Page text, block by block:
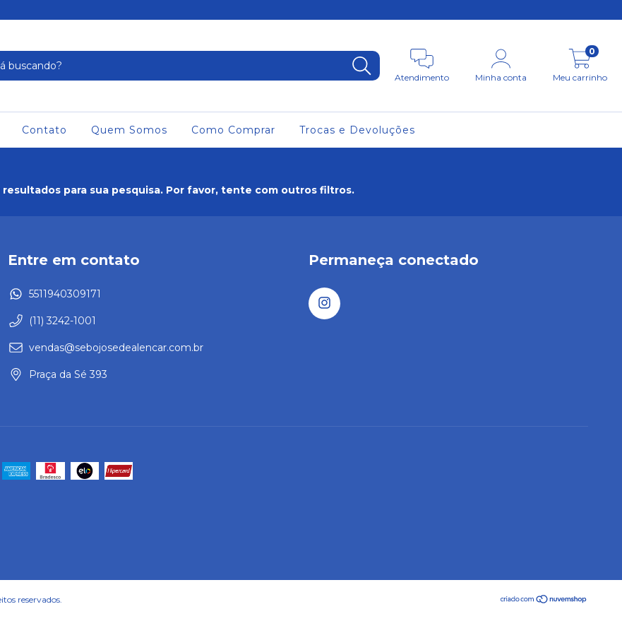
Atendimento Minha conta Meu carrinho
0
Contato Quem Somos Como Comprar Trocas e Devoluções
resultados para sua pesquisa. Por favor, tente com outros filtros.
Entre em contato
5511940309171
(11) 3242-1001
vendas@sebojosedealencar.com.br
Praça da Sé 393
Permaneça conectado
reservados.